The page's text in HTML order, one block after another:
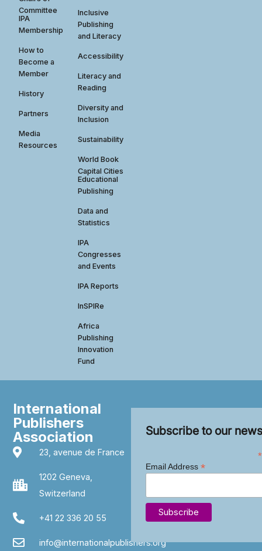
Committee
IPA
Membership
How to
Become a
Member
History
Partners
Media
Resources
Inclusive
Publishing
and Literacy
Accessibility
Literacy and
Reading
Diversity and
Inclusion
Sustainability
World Book
Capital Cities
Educational
Publishing
Data and
Statistics
IPA
Congresses
and Events
IPA Reports
InSPIRe
Africa
Publishing
Innovation
Fund
International
Publishers
Association
23, avenue de France
1202 Geneva,
Switzerland
+41 22 336 20 55
info@internationalpublishers.org
Subscribe to our
*
Email Address *